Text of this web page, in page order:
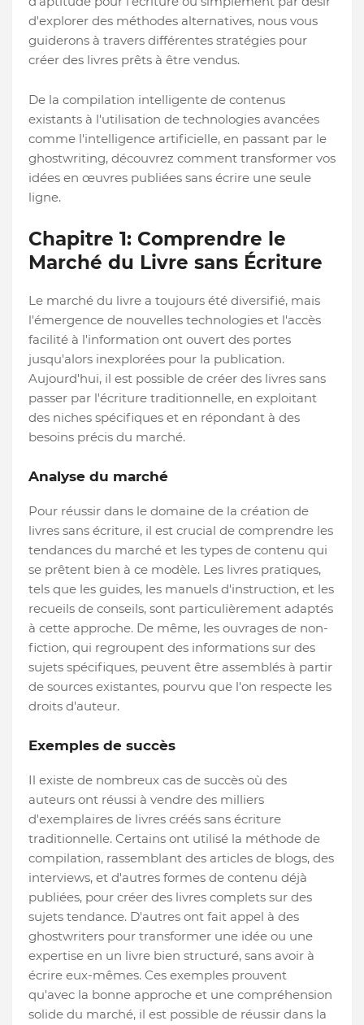
d'explorer des méthodes alternatives, nous vous
guiderons à travers différentes stratégies pour
créer des livres prêts à être vendus.
De la compilation intelligente de contenus
existants à l'utilisation de technologies avancées
comme l'intelligence artificielle, en passant par le
ghostwriting, découvrez comment transformer vos
idées en œuvres publiées sans écrire une seule
ligne.
Chapitre 1: Comprendre le
Marché du Livre sans Écriture
Le marché du livre a toujours été diversifié, mais
l'émergence de nouvelles technologies et l'accès
facilité à l'information ont ouvert des portes
jusqu'alors inexplorées pour la publication.
Aujourd'hui, il est possible de créer des livres sans
passer par l'écriture traditionnelle, en exploitant
des niches spécifiques et en répondant à des
besoins précis du marché.
Analyse du marché
Pour réussir dans le domaine de la création de
livres sans écriture, il est crucial de comprendre les
tendances du marché et les types de contenu qui
se prêtent bien à ce modèle. Les livres pratiques,
tels que les guides, les manuels d'instruction, et les
recueils de conseils, sont particulièrement adaptés
à cette approche. De même, les ouvrages de non-
fiction, qui regroupent des informations sur des
sujets spécifiques, peuvent être assemblés à partir
de sources existantes, pourvu que l'on respecte les
droits d'auteur.
Exemples de succès
Il existe de nombreux cas de succès où des
auteurs ont réussi à vendre des milliers
d'exemplaires de livres créés sans écriture
traditionnelle. Certains ont utilisé la méthode de
compilation, rassemblant des articles de blogs, des
interviews, et d'autres formes de contenu déjà
publiées, pour créer des livres complets sur des
sujets tendance. D'autres ont fait appel à des
ghostwriters pour transformer une idée ou une
expertise en un livre bien structuré, sans avoir à
écrire eux-mêmes. Ces exemples prouvent
qu'avec la bonne approche et une compréhension
solide du marché, il est possible de réussir dans la